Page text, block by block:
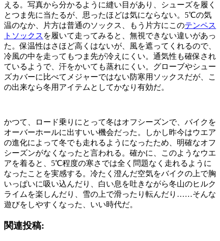
える。写真から分かるように縫い目があり、シューズを履く
とつま先に当たるが、思ったほどは気にならない。5℃の気
温のなか、片方は普通のソックス、もう片方にこのテンペス
トソックス を履いて走ってみると、無視できない違いがあっ
た。保温性はさほど高くはないが、風を遮ってくれるので、
冷風の中を走ってもつま先が冷えにくい。通気性も確保され
ているようで、汗をかいても蒸れにくい。グローブやシュー
ズカバーに比べてメジャーではない防寒用ソックスだが、こ
の出来なら冬用アイテムとしてかなり有効だ。
かつて、ロード乗りにとって冬はオフシーズンで、バイクを
オーバーホールに出すいい機会だった。しかし昨今はウエア
の進化によって冬でも走れるようになったため、明確なオフ
シーズンがなくなったと言われる。確かに、このようなウエ
アを着ると、5℃程度の寒さでは全く問題なく走れるように
なったことを実感する。冷たく澄んだ空気をバイクの上で胸
いっぱいに吸い込んだり、白い息を吐きながら冬山のヒルク
ライムを楽しんだり、雪の上で滑ったり転んだり……そんな
遊びをしやすくなった、いい時代だ。
関連投稿: